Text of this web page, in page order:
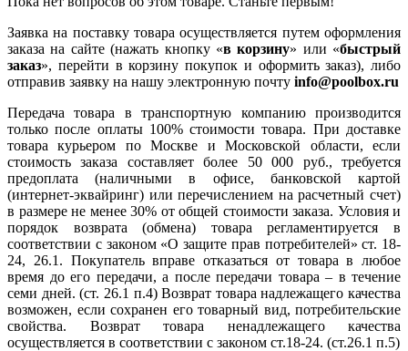
Заявка на поставку товара осуществляется путем оформления
заказа на сайте (нажать кнопку «в корзину» или «быстрый
заказ», перейти в корзину покупок и оформить заказ), либо
отправив заявку на нашу электронную почту info@poolbox.ru
Передача товара в транспортную компанию производится
только после оплаты 100% стоимости товара. При доставке
товара курьером по Москве и Московской области, если
стоимость заказа составляет более 50 000 руб., требуется
предоплата (наличными в офисе, банковской картой
(интернет-эквайринг) или перечислением на расчетный счет)
в размере не менее 30% от общей стоимости заказа. Условия и
порядок возврата (обмена) товара регламентируется в
соответствии с законом «О защите прав потребителей» ст. 18-
24, 26.1. Покупатель вправе отказаться от товара в любое
время до его передачи, а после передачи товара – в течение
семи дней. (ст. 26.1 п.4) Возврат товара надлежащего качества
возможен, если сохранен его товарный вид, потребительские
свойства. Возврат товара ненадлежащего качества
осуществляется в соответствии с законом ст.18-24. (ст.26.1 п.5)